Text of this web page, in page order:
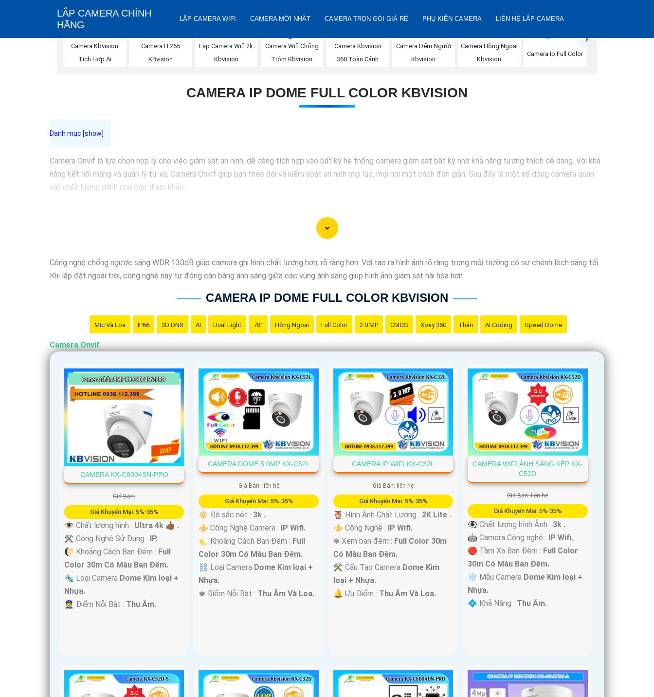
LẮP CAMERA CHÍNH
HÃNG
LẮP CAMERA WIFI CAMERA MỚI NHẤT CAMERA TRỌN GÓI GIÁ RẺ PHỤ KIỆN CAMERA LIÊN HỆ LẮP CAMERA
Camera Kbvision
Tích Hợp Ai
Camera H.265
KBvision
Lắp Camera Wifi 2k
Kbvision
Camera Wifi Chống
Trộm Kbvision
Camera Kbvision
360 Toàn Cảnh
Camera Đếm Người
Kbvision
Camera Hồng Ngoại
Kbvision
Camera Ip Full Color
CAMERA IP DOME FULL COLOR KBVISION
Camera Onvif là lựa chọn hợp lý cho việc giám sát an ninh, dễ dàng tích hợp vào bất kỳ hệ thống camera giám sát bất kỳ nhờ khả năng tương thích dễ dàng. Với khả
năng kết nối mạng và quản lý từ xa, Camera Onvif giúp bạn theo dõi và kiểm soát an ninh mọi lúc, mọi nơi một cách đơn giản. Sau đây là một số dòng camera quan
sát chất lượng dành cho bạn tham khảo.
Công nghệ chống ngược sáng WDR 130dB giúp camera ghi hình chất lượng hơn, rõ ràng hơn. Với tạo ra hình ảnh rõ ràng trong môi trường có sự chênh lệch sáng tối.
Khi lắp đặt ngoài trời, công nghệ này tự động cân bằng ánh sáng giữa các vùng ánh sáng giúp hình ảnh giám sát hài hòa hơn
CAMERA IP DOME FULL COLOR KBVISION
Mic Và Loa IP66 3D DNR AI Dual Light 78° Hồng Ngoại Full Color 2.0 MP CMOS Xoay 360 Thân AI Coding Speed Dome
Camera Onvif
CAMERA KX-C8004SN-PRO
Giá Bán:
Giá Khuyến Mại: 5%-35%
👁 Chất lượng hình : Ultra 4k 👍🏾 .
⚒ Công Nghệ Sử Dụng : IP.
🌔 Khoảng Cách Ban Đêm : Full
Color 30m Có Màu Ban Ðêm.
🔩 Loại Camera Dome Kim loại +
Nhựa.
️👮 Điểm Nỗi Bật : Thu Âm.
CAMERA DOME 5.0MP KX-C52L
Giá Bán: liên hệ
Giá Khuyến Mại: 5%-35%
🔅 Độ sắc nét : 3k .
⚜️ Công Nghệ Camera : IP Wifi.
🌜 Khoảng Cách Ban Đêm : Full
Color 30m Có Màu Ban Ðêm.
⛓ Loại Camera Dome Kim loại +
Nhựa.
️♚ Điểm Nỗi Bật : Thu Âm Và Loa.
CAMERA IP WIFI KX-C32L
Giá Bán: liên hệ
Giá Khuyến Mại: 5%-35%
🦉 Hình Ành Chất Lượng : 2K Lite .
⚜️ Công Nghệ : IP Wifi.
❃ Xem ban đêm : Full Color 30m
Có Màu Ban Ðêm.
⚒ Cấu Tạo Camera Dome Kim
loại + Nhựa.
️🔔 Ưu Điểm : Thu Âm Và Loa.
CAMERA WIFI ÁNH SÁNG KÉP KX-
C52D
Giá Bán: liên hệ
Giá Khuyến Mại: 5%-35%
👁️‍🗨 Chất lượng hình Ảnh : 3k .
🤖️ Camera Công nghệ : IP Wifi.
🔴 Tầm Xa Ban Đêm : Full Color
30m Có Màu Ban Ðêm.
❄ Mẫu Camera Dome Kim loại +
Nhựa.
️💠 Khả Năng : Thu Âm.